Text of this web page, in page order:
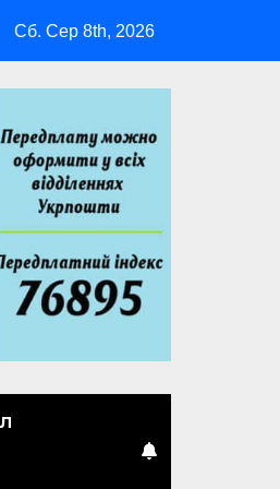
табір ГАРТ 2026 – як долучитися
Сб. Сер 8th, 2026